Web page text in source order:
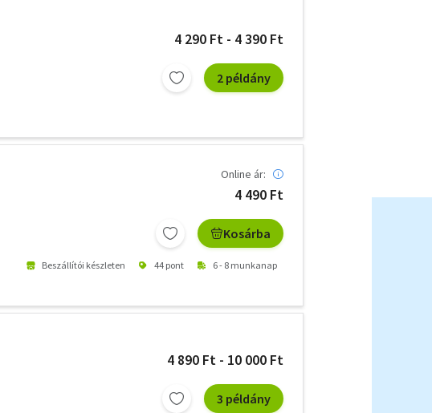
4 290 Ft - 4 390 Ft
2 példány
Online ár:
4 490 Ft
Kosárba
Beszállítói készleten 44 pont 6 - 8 munkanap
4 890 Ft - 10 000 Ft
3 példány